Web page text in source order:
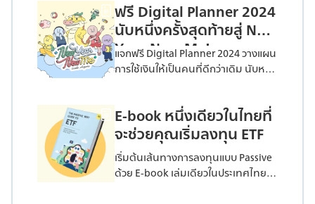
ฟรี Digital Planner 2024
นับหนึ่งครั้งสุดท้ายสู่ New
Year, New Me!
แจกฟรี Digital Planner 2024 วางแผน
การใช้เงินให้เป็นคนที่ดีกว่าเดิม นับหนึ่ง
E-book หนึ่งเดียวในไทยที่
จะช่วยคุณเริ่มลงทุน ETF
เริ่มต้นเส้นทางการลงทุนแบบ Passive
ด้วย E-book เล่มเดียวในประเทศไทยที่